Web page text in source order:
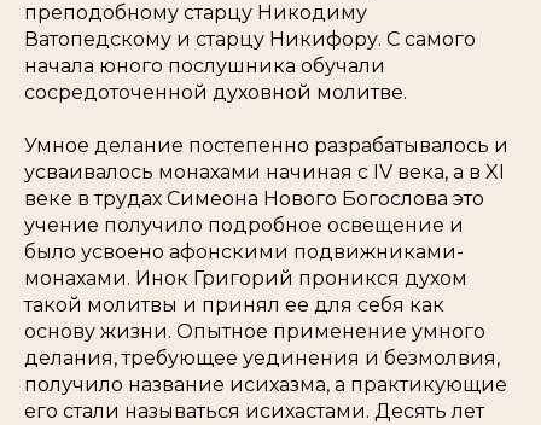
преподобному старцу Никодиму
Ватопедскому и старцу Никифору. С самого
начала юного послушника обучали
сосредоточенной духовной молитве.
Умное делание постепенно разрабатывалось и
усваивалось монахами начиная c IV века, а в XI
веке в трудах Симеона Нового Богослова это
учение получило подробное освещение и
было усвоено афонскими подвижниками-
монахами. Инок Григорий проникся духом
такой молитвы и принял ее для себя как
основу жизни. Опытное применение умного
делания, требующее уединения и безмолвия,
получило название исихазма, а практикующие
его стали называться исихастами. Десять лет